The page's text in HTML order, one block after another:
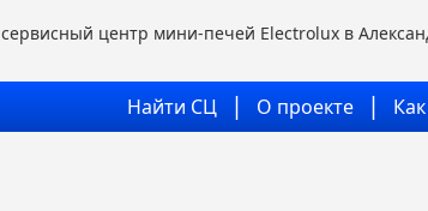
сервисный центр мини-печей Electrolux в
Найти СЦ О проекте